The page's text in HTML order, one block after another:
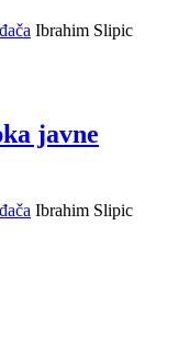
Ibrahim Slipic
javne
Ibrahim Slipic